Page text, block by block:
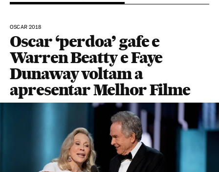
OSCAR 2018
Oscar ‘perdoa’ gafe e
Warren Beatty e Faye
Dunaway voltam a
apresentar Melhor Filme